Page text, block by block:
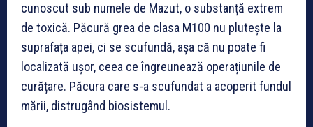
cunoscut sub numele de Mazut, o substanță extrem
de toxică. Păcură grea de clasa M100 nu plutește la
suprafața apei, ci se scufundă, așa că nu poate fi
localizată ușor, ceea ce îngreunează operațiunile de
curățare. Păcura care s-a scufundat a acoperit fundul
mării, distrugând biosistemul.